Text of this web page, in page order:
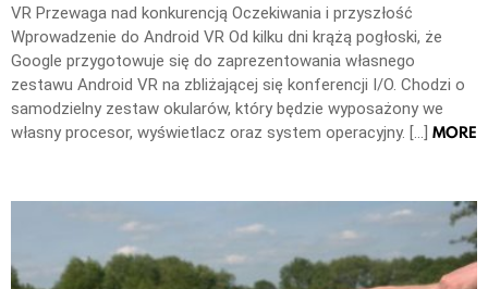
VR Przewaga nad konkurencją Oczekiwania i przyszłość
Wprowadzenie do Android VR Od kilku dni krążą pogłoski, że
Google przygotowuje się do zaprezentowania własnego
zestawu Android VR na zbliżającej się konferencji I/O. Chodzi o
samodzielny zestaw okularów, który będzie wyposażony we
własny procesor, wyświetlacz oraz system operacyjny. […] MORE